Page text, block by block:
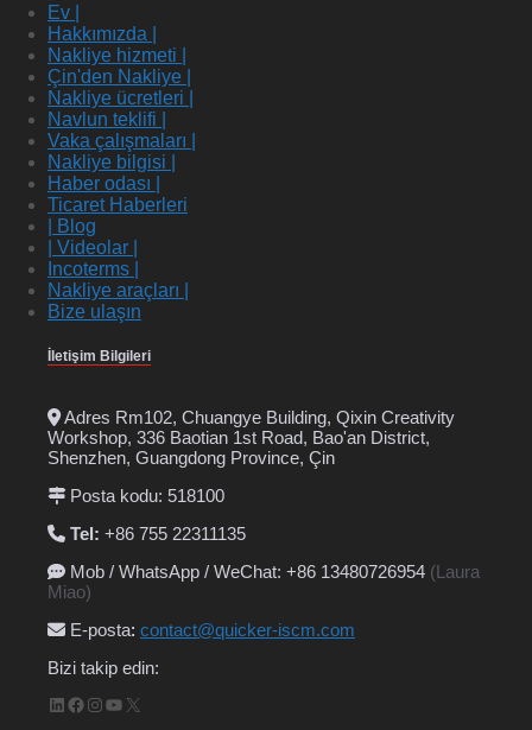
Ev |
Hakkımızda |
Nakliye hizmeti |
Çin'den Nakliye |
Nakliye ücretleri |
Navlun teklifi |
Vaka çalışmaları |
Nakliye bilgisi |
Haber odası |
Ticaret Haberleri
| Blog
| Videolar |
Incoterms |
Nakliye araçları |
Bize ulaşın
İletişim Bilgileri
Adres Rm102, Chuangye Building, Qixin Creativity
Workshop, 336 Baotian 1st Road, Bao'an District,
Shenzhen, Guangdong Province, Çin
Posta kodu: 518100
Tel: +86 755 22311135
Mob / WhatsApp / WeChat: +86 13480726954 (Laura
Miao)
E-posta: contact@quicker-iscm.com
Bizi takip edin:
LinkedIn
Facebook
Instagram
YouTube
X